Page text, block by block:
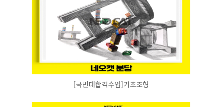
[국민대합격수업]기초조형